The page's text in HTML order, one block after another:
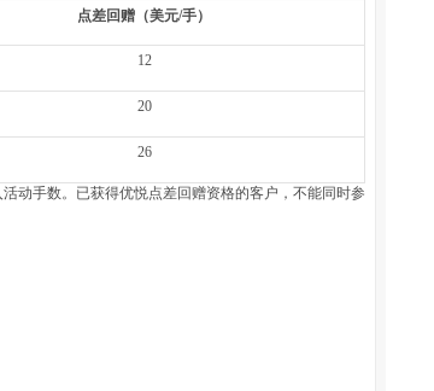
点差回赠（美元/手）
12
20
26
动手数。已获得优悦点差回赠资格的客户，不能同时参